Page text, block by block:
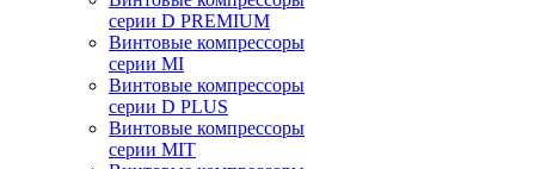
серии D PREMIUM
Винтовые компрессоры
серии MI
Винтовые компрессоры
серии D PLUS
Винтовые компрессоры
серии MIT